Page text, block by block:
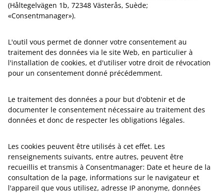
(Håltegelvägen 1b, 72348 Västerås, Suède;
«Consentmanager»).
L'outil vous permet de donner votre consentement au
traitement des données via le site Web, en particulier à
l'installation de cookies, et d'utiliser votre droit de révocation
pour un consentement donné précédemment.
Le traitement des données a pour but d'obtenir et de
documenter le consentement nécessaire au traitement des
données et donc de respecter les obligations légales.
Les cookies peuvent être utilisés à cet effet. Les
renseignements suivants, entre autres, peuvent être
recueillis et transmis à Consentmanager: Date et heure de la
consultation de la page, informations sur le navigateur et
l'appareil que vous utilisez, adresse IP anonyme, données